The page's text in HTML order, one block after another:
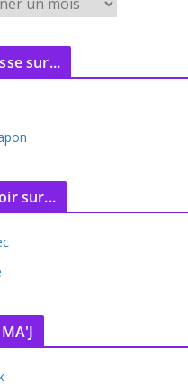
sur...
sur...